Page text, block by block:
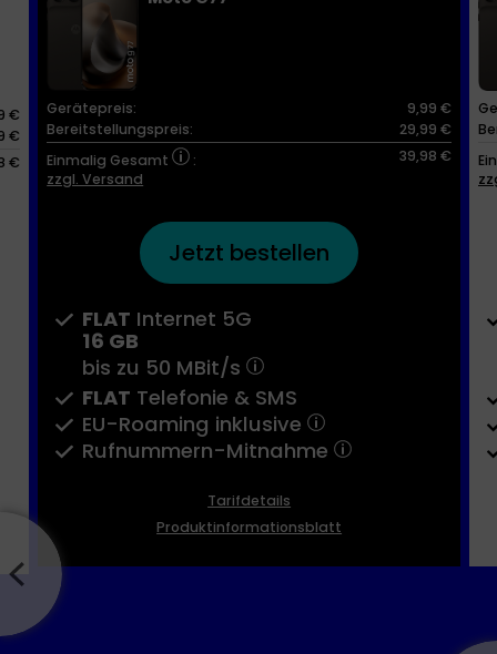
€
€
€
Gerätepreis:
9,99 €
Bereitstellungspreis:
29,99 €
Einmalig Gesamt
:
39,98 €
zzgl. Versand
Jetzt bestellen
FLAT Internet 5G
16 GB
bis zu 50 MBit/s
FLAT Telefonie & SMS
EU-Roaming inklusive
Rufnummern-​Mitnahme
Tarifdetails
Produktinformationsblatt